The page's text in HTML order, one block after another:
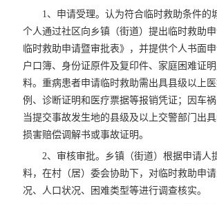
1、申请受理。认为符合临时救助条件的
个人通过社区向乡镇（街道）提出临时救助
临时救助申请暨审批表》，并提供个人书面
户口簿、身份证原件及复印件、家庭困难证
料。重病患者申请临时救助需出具县级以上
例、诊断证明和医疗票据等报销凭证；因车
当提交事故发生地的县级及以上交警部门出
损害赔偿调解书或事故证明。
2、审核审批。乡镇（街道）根据申请人
料，在村（居）委会协助下，对临时救助申
况、人口状况、困难类型等进行调查核实。